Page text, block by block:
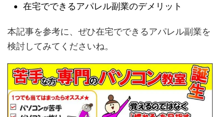
在宅でできるアパレル副業のデメリット
本記事を参考に、ぜひ在宅でできるアパレル副業を
検討してみてくださいね。